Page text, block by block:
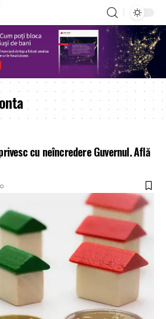
cu neîncredere Guvernul. Află